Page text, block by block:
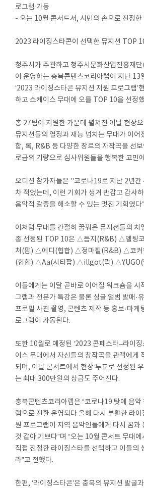
로그램 가동
- 오는 10월 콘서트서, 시민의 손으로 진정한
2023 라이징스타콘이 선택한 뮤지션 TOP
청주시가 주관하고 청주시문화산업진흥재
이 운영하는 충북콘텐츠코리아랩이 지난 13
‘2023 라이징스타콘 뮤지션 지원 프로그램’
하고 쇼케이스 무대에 오를 TOP 10을 선정
총 27팀이 지원한 가운데 펼쳐진 이날 현장
뮤지션들의 열정과 재능 넘치는 무대가 이어
합, 록, R&B 등 다양한 장르의 자작곡을 선
로급의 기량으로 심사위원들을 행복한 고민
오디션 참가자들은 "코로나19로 지난 2년간
차 적었는데, 이런 기회가 생겨 반갑고 감사하
음악적 갈증을 해소할 수 있는 멋진 기회였다
이처럼 무대를 간절히 꿈꿔온 뮤지션들의 치
종 선정된 TOP 10은 △듬지(R&B) △멜팅
처(팝) △에디(힙합) △정마필(R&B) △코커
(힙합) △Aa(시티팝) △illgot(락) △YUGO(
이들에게는 이달 곧바로 이어질 워크숍을 시
그램과 전문가 특강은 물론 싱글 앨범 발매·
프로필 사진 촬영, 콘텐츠 제작 등 홍보·마케
로그램이 가동된다.
또한 10월로 예정된 ‘2023 콘페스타–라이징
이스 무대에서 자신들의 창작곡을 관객에게
되며, 이날 콘서트에서 현장 투표로 선정된
는 최대 300만원의 상금도 주어진다.
충북콘텐츠코리아랩은 “코로나19 탓에 음악
램으로 전환 운영되다 올해 다시 부활한 라이
원 프로그램이 지역 음악인들에게 다시 꿈과
것 같아 기쁘다”며 “오는 10월 콘서트 무대
직접 진정한 라이징스타를 선택하고 이들의
라”고 전했다.
한편, ‘라이징스타콘’은 충북의 뮤지션 발굴